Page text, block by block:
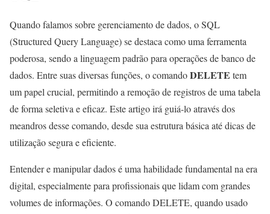
Quando falamos sobre gerenciamento de dados, o SQL
(Structured Query Language) se destaca como uma ferramenta
poderosa, sendo a linguagem padrão para operações de banco de
dados. Entre suas diversas funções, o comandoDELETE tem
um papel crucial, permitindo a remoção de registros de uma tabela
de forma seletiva e eficaz. Este artigo irá guiá-lo através dos
meandros desse comando, desde sua estrutura básica até dicas de
utilização segura e eficiente.
Entender e manipular dados é uma habilidade fundamental na era
digital, especialmente para profissionais que lidam com grandes
volumes de informações. O comando DELETE, quando usado